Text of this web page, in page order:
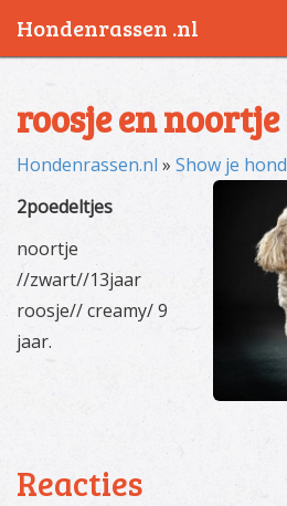
roosje en noortje
Hondenrassen.nl » Show je hond
2poedeltjes
noortje
//zwart//13jaar
roosje// creamy/ 9
jaar.
Reacties
Hondenrassen .nl